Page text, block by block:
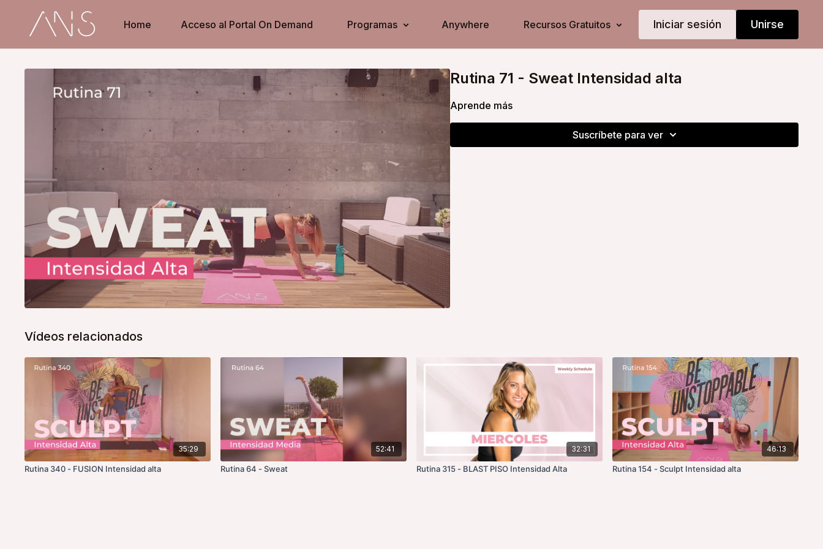
Home Acceso al Portal On Demand Programas Anywhere Recursos Gratuitos Iniciar sesión Unirse
Rutina 71 - Sweat Intensidad alta
Aprende más
Suscríbete para ver
Vídeos relacionados
35:29
Rutina 340 - FUSION Intensidad alta
52:41
Rutina 64 - Sweat
32:31
Rutina 315 - BLAST PISO Intensidad Alta
46:13
Rutina 154 - Sculpt Intensidad alta